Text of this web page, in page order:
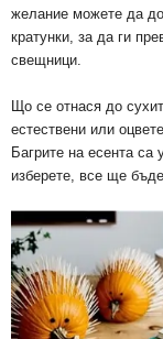
желание можете да
кратунки, за да ги
свещници.
Що се отнася до
естествени или
Багрите на есента са
изберете, все ще